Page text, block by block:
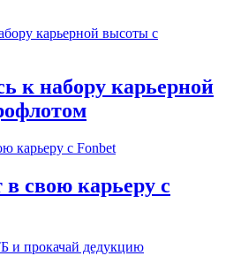
к набору карьерной
в свою карьеру с